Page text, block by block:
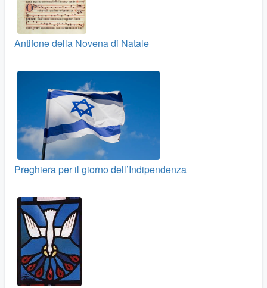
Antifone della Novena di Natale
Preghiera per il giorno dell’Indipendenza